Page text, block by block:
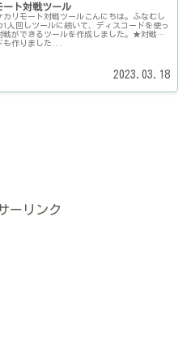
ート対戦ツール
リモート対戦ツールこんにちは。ふなむし
1人回しツールに続いて、ディスコードを使っ
戦ができるツールを作成しました。★対戦用
も作りました...
2023.03.18
ーリンク